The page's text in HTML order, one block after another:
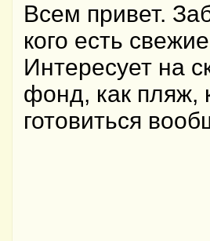
Всем привет.
кого есть
Интересует на
фонд, как пляж,
готовиться